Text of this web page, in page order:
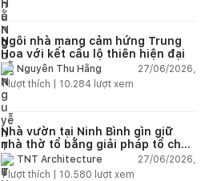
Ngôi nhà mang cảm hứng Trung
Hoa với kết cấu lộ thiên hiện đại
Nguyễn Thu Hằng
27/06/2026,
1lượt thích | 10.284 lượt xem
Nhà vườn tại Ninh Bình gìn giữ
nhà thờ tổ bằng giải pháp tổ chức
lại không gian
TNT Architecture
27/06/2026,
1lượt thích | 10.580 lượt xem